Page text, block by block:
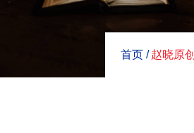
首页 / 赵晓原创